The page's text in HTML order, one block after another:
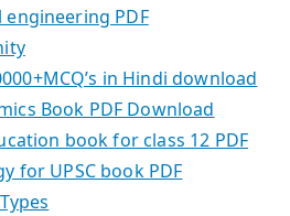
engineering PDF
in Hindi download
Book PDF Download
book for class 12 PDF
for UPSC book PDF